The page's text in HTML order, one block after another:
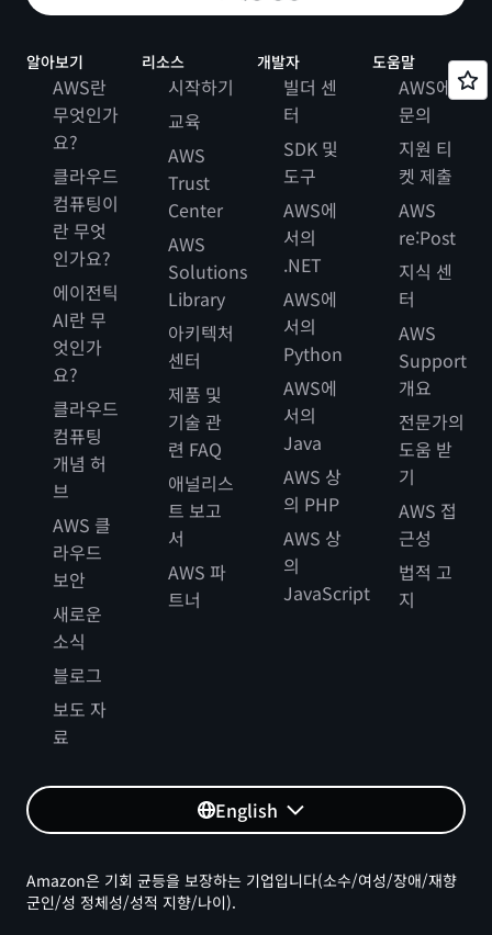
알아보기
AWS란
무엇인가
요?
클라우드
컴퓨팅이
란 무엇
인가요?
에이전틱
AI란 무
엇인가
요?
클라우드
컴퓨팅
개념 허
브
AWS 클
라우드
보안
새로운
소식
블로그
보도 자
료
리소스
시작하기
교육
AWS
Trust
Center
AWS
Solutions
Library
아키텍처
센터
제품 및
기술 관
련 FAQ
애널리스
트 보고
서
AWS 파
트너
개발자
빌더 센
터
SDK 및
도구
AWS에
서의
.NET
AWS에
서의
Python
AWS에
서의
Java
AWS 상
의 PHP
AWS 상
의
JavaScript
도움말
AWS에
문의
지원 티
켓 제출
AWS
re:Post
지식 센
터
AWS
Support
개요
전문가의
도움 받
기
AWS 접
근성
법적 고
지
English
Amazon은 기회 균등을 보장하는 기업입니다(소수/여성/장애/재향
군인/성 정체성/성적 지향/나이).